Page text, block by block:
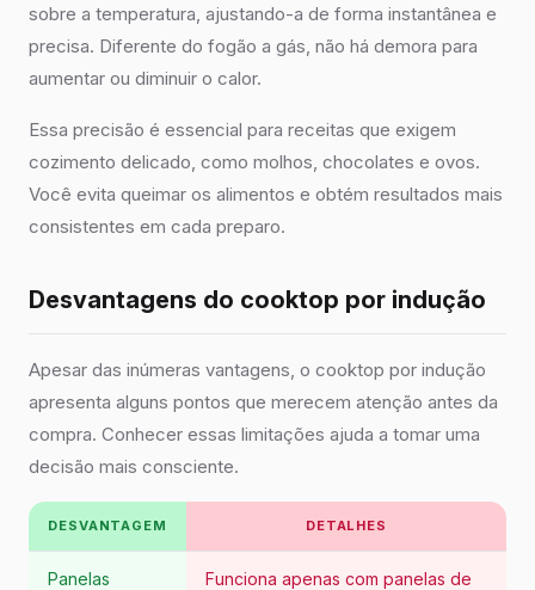
sobre a temperatura, ajustando-a de forma instantânea e
precisa. Diferente do fogão a gás, não há demora para
aumentar ou diminuir o calor.
Essa precisão é essencial para receitas que exigem
cozimento delicado, como molhos, chocolates e ovos.
Você evita queimar os alimentos e obtém resultados mais
consistentes em cada preparo.
Desvantagens do cooktop por indução
Apesar das inúmeras vantagens, o cooktop por indução
apresenta alguns pontos que merecem atenção antes da
compra. Conhecer essas limitações ajuda a tomar uma
decisão mais consciente.
DESVANTAGEM DETALHES
Panelas
Funciona apenas com panelas de